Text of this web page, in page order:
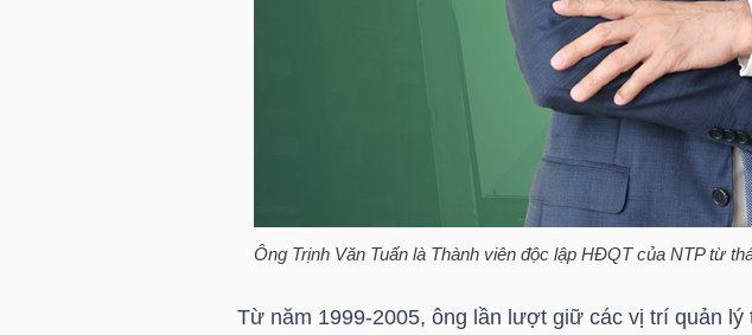
Ông Trịnh Văn Tuấn là Thành viên độc lập HĐQT củaNTPtừ
Từ năm 1999-2005, ông lần lượt giữ các vị trí quản lý